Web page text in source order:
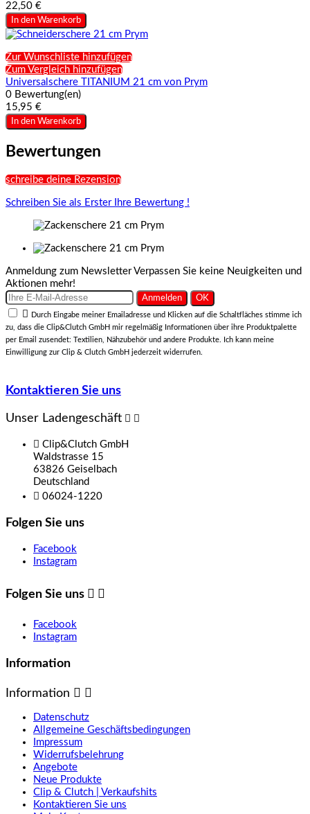
22,50 €
In den Warenkorb
Zur Wunschliste hinzufügen
Zum Vergleich hinzufügen
Universalschere TITANIUM 21 cm von Prym
0 Bewertung(en)
15,95 €
In den Warenkorb
Bewertungen
schreibe deine Rezension
Schreiben Sie als Erster Ihre Bewertung !
Anmeldung zum Newsletter Verpassen Sie keine Neuigkeiten und
Aktionen mehr!

Durch Eingabe meiner Emailadresse und Klicken auf die Schaltfläches stimme ich
zu, dass die Clip&Clutch GmbH mir regelmäßig Informationen über ihre Produktpalette
per Email zusendet: Textilien, Nähzubehör und andere Produkte. Ich kann meine
Einwilligung zur Clip & Clutch GmbH jederzeit widerrufen.
Kontaktieren Sie uns
Unser Ladengeschäft  
 Clip&Clutch GmbH
Waldstrasse 15
63826 Geiselbach
Deutschland
 06024-1220
Folgen Sie uns
Facebook
Instagram
Folgen Sie uns  
Facebook
Instagram
Information
Information  
Datenschutz
Allgemeine Geschäftsbedingungen
Impressum
Widerrufsbelehrung
Angebote
Neue Produkte
Clip & Clutch | Verkaufshits
Kontaktieren Sie uns